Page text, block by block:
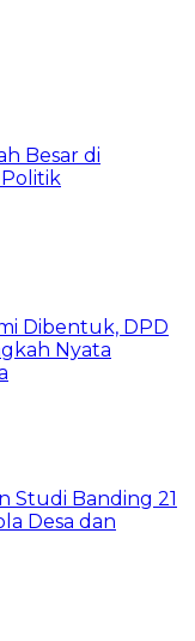
Besar di
Politik
Dibentuk, DPD
Nyata
Studi Banding 21
Desa dan